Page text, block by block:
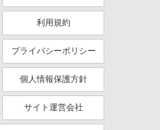
利用規約
プライバシーポリシー
個人情報保護方針
サイト運営会社